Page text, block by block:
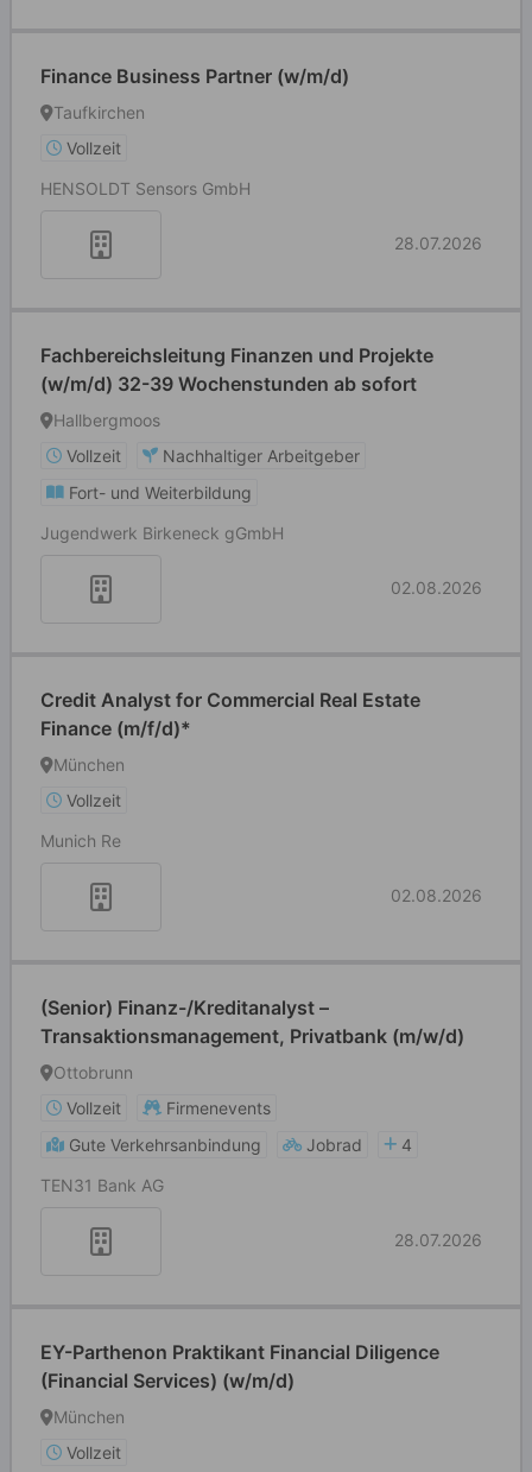
Finance Business Partner (w/m/d)
Taufkirchen
Vollzeit
HENSOLDT Sensors GmbH
28.07.2026
Fachbereichsleitung Finanzen und Projekte
(w/m/d) 32-39 Wochenstunden ab sofort
Hallbergmoos
Vollzeit
Nachhaltiger Arbeitgeber
Fort- und Weiterbildung
Jugendwerk Birkeneck gGmbH
02.08.2026
Credit Analyst for Commercial Real Estate
Finance (m/f/d)*
München
Vollzeit
Munich Re
02.08.2026
(Senior) Finanz-/Kreditanalyst –
Transaktionsmanagement, Privatbank (m/w/d)
Ottobrunn
Vollzeit
Firmenevents
Gute Verkehrsanbindung
Jobrad
4
TEN31 Bank AG
28.07.2026
EY-Parthenon Praktikant Financial Diligence
(Financial Services) (w/m/d)
München
Vollzeit